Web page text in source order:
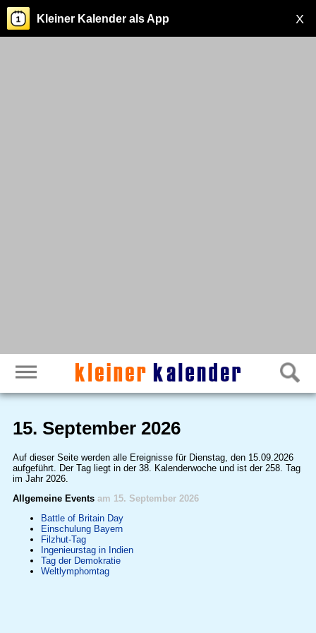
X
Kleiner Kalender als App
15. September 2026
Auf dieser Seite werden alle Ereignisse für Dienstag, den 15.09.2026
aufgeführt. Der Tag liegt in der 38. Kalenderwoche und ist der 258. Tag
im Jahr 2026.
Allgemeine Events am 15. September 2026
Battle of Britain Day
Einschulung Bayern
Filzhut-Tag
Ingenieurstag in Indien
Tag der Demokratie
Weltlymphomtag